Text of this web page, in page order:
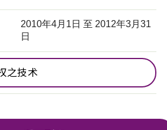
2010年4月1日 至 2012年3月31
日
之技术